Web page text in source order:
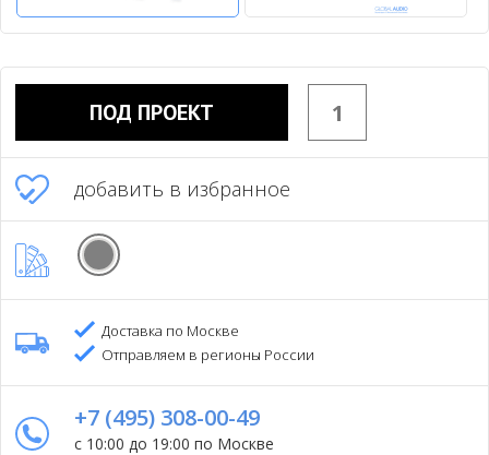
ПОД ПРОЕКТ
добавить в избранное
Доставка по Москве
Отправляем в регионы России
+7 (495) 308-00-49
с 10:00 до 19:00 по Москве